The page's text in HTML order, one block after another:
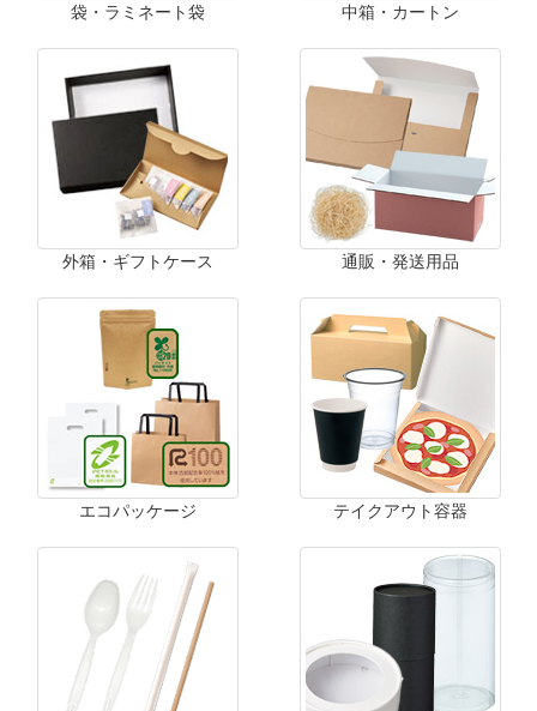
袋・ラミネート袋 中箱・カートン
外箱・ギフトケース 通販・発送用品
エコパッケージ テイクアウト容器